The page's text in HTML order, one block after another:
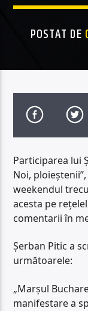
POSTAT DE
Participarea lui
Noi,
weekendul
acesta pe
comentarii în
Șerban Pitic a
următoarele:
„Marșul
manifestare a